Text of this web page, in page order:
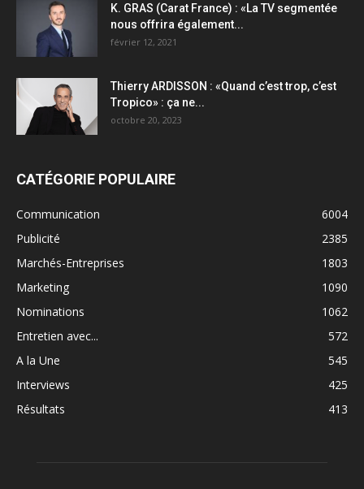
K. GRAS (Carat France) : «La TV segmentée
nous offrira également...
février 12, 2021
Thierry ARDISSON : «Quand c’est trop, c’est
Tropico» : ça ne...
octobre 20, 2023
CATÉGORIE POPULAIRE
Communication
6004
Publicité
2385
Marchés-Entreprises
1803
Marketing
1090
Nominations
1062
Entretien avec...
572
A la Une
545
Interviews
425
Résultats
413